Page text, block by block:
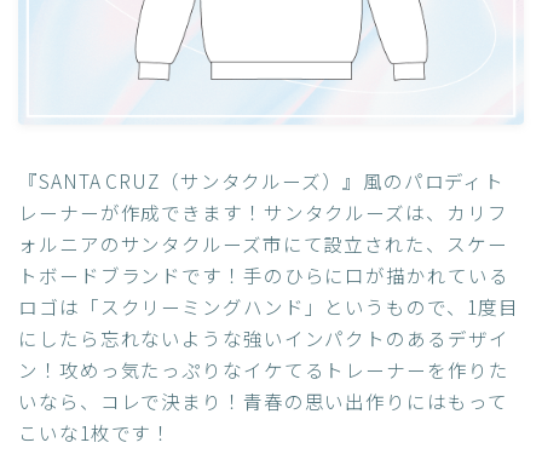
『SANTA CRUZ（サンタクルーズ）』風のパロディト
レーナーが作成できます！サンタクルーズは、カリフ
ォルニアのサンタクルーズ市にて設立された、スケー
トボードブランドです！手のひらに口が描かれている
ロゴは「スクリーミングハンド」というもので、1度目
にしたら忘れないような強いインパクトのあるデザイ
ン！攻めっ気たっぷりなイケてるトレーナーを作りた
いなら、コレで決まり！青春の思い出作りにはもって
こいな1枚です！